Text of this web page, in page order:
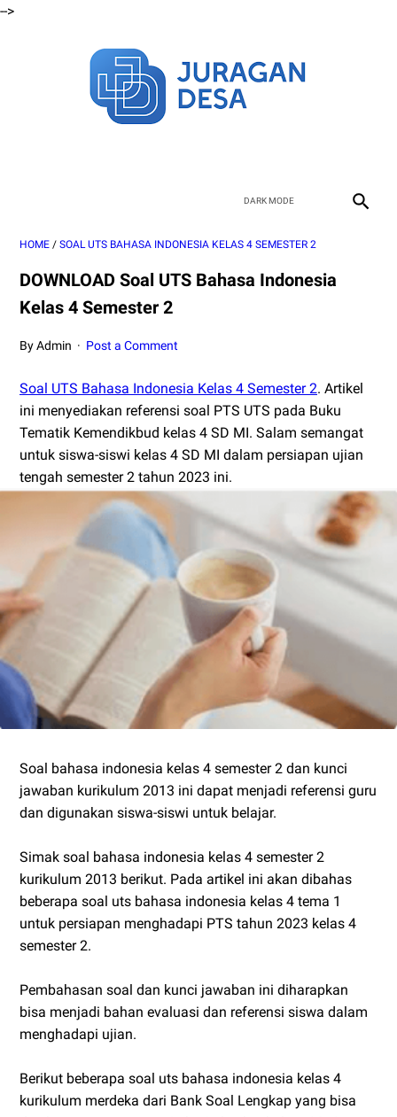
-->
HOME / SOAL UTS BAHASA INDONESIA KELAS 4 SEMESTER 2
DOWNLOAD Soal UTS Bahasa Indonesia
Kelas 4 Semester 2
By Admin Post a Comment
Soal UTS Bahasa Indonesia Kelas 4 Semester 2. Artikel
ini menyediakan referensi soal PTS UTS pada Buku
Tematik Kemendikbud kelas 4 SD MI. Salam semangat
untuk siswa-siswi kelas 4 SD MI dalam persiapan ujian
tengah semester 2 tahun 2023 ini.
Soal bahasa indonesia kelas 4 semester 2 dan kunci
jawaban kurikulum 2013 ini dapat menjadi referensi guru
dan digunakan siswa-siswi untuk belajar.
Simak soal bahasa indonesia kelas 4 semester 2
kurikulum 2013 berikut. Pada artikel ini akan dibahas
beberapa soal uts bahasa indonesia kelas 4 tema 1
untuk persiapan menghadapi PTS tahun 2023 kelas 4
semester 2.
Pembahasan soal dan kunci jawaban ini diharapkan
bisa menjadi bahan evaluasi dan referensi siswa dalam
menghadapi ujian.
Berikut beberapa soal uts bahasa indonesia kelas 4
kurikulum merdeka dari Bank Soal Lengkap yang bisa